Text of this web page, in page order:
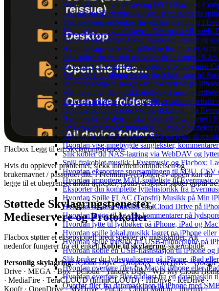
Slik bruker du lydeffekter og DSP i Flacbox:
Slik slår du på en musikkvisualiserer mens du
Slik aktiverer og bruker du sømløs avspilling i
Slik bruker du lydeffektene i Evermusic: Reverb,
Hvordan eksportere Apple Music-spillelister og
Hvordan lage en M3U-spilleliste for Internet
Slik spiller du musikk fra Mac / PC / Linux /
Hvordan spille din egen musikk på iPhone med
Slik endrer du albumomslag for lokale spor på
Hvordan redigere sangtekster for lydfiler på
Slik overfører du musikkbiblioteket mellom
Hvordan arkivere (ZIP) spillelister, album,
Hvordan scrobble musikkhistorikken din fra
Hvordan bruke dynamiske Spilles Nå-widgeter i
Steg-for-steg guide: Importere iCloud-biblioteket
Slik kobler du til Synology NAS og lytter til
Hvordan vise innebygde sangtekster,
Slik kobler du NAS-lagring via WebDAV og
Spill frakoblet musikk i Evermusic og Flacbox:
Hvordan eksportere sporsamlingen til M3U,
Hvordan importere M3U-spilleliste til Evermusic
Eksporter din komplette lyttehistorikk fra
Hvordan Spille FLAC (Tapsfri) Musikk på Min
Hvordan streame musikk fra iCloud Drive på
Hvordan legge til og vise kommentarer på
Hvordan lytte til lydbøker på iPhone, iPad og
Hvordan spille lokal musikk lagret pa iPhone eller
Hvordan spille musikk fra USB-minnepinne på
Hvordan koble en USB-flashstasjon til iPhone
Slik bruker du lydequalizeren på iPhone, iPad
Hvordan overføre filer fra Mac til iPhone eller
Hvordan overføre filer trådløst fra en datamaskin
Overfør filer fra datamaskinen til iPhone med
Flacbox Legg til en Skylagringstjeneste
Hvis du opplever problemer, sjekk internettforbindelsen og
brukernavnet / passordet ditt. I Premium-versjonen av appen kan du
legge til et ubegrenset antall tjenester; gratisversjonen støtter opptil tre.
Støttede Skylagringstjenester,
Medieservere og Protokoller
Flacbox støtter et eksepsjonelt bredt spekter av musikkilder. Alt
nedenfor fungerer fra ett enkeltKoble til skylagring-skjermbilde.
Personlig skylagring:iCloud Drive · Dropbox · OneDrive · Google
Drive · MEGA · Box · pCloud · Yandex Disk · WD My Cloud
· MediaFire · TeraCLOUD (InfiniCLOUD) · HiDrive · IceDrive ·
Koofr · OpenDrive · MyDrive · Put.io · Cloud Mail.ru · Internxt ·